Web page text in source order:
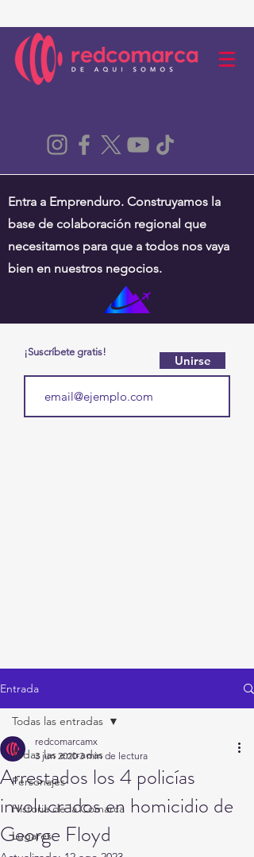
Entra a Emprenduro. Construyamos la
base de colaboración regional que
necesitamos para que a todos nos vaya
bien en nuestros negocios.
¡Suscríbete gratis!
Unirse
Entrada
Todas las entradas
Personajes
Historia de la Comarca
Lugares
Todas las entradas
Arrestados los 4 policías
involucrados en homicidio de
George Floyd
redcomarcamx
3 jun 2020 3 min de lectura